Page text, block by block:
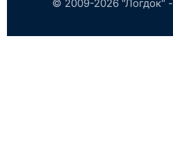
© 2009-2026 "Логдок" -